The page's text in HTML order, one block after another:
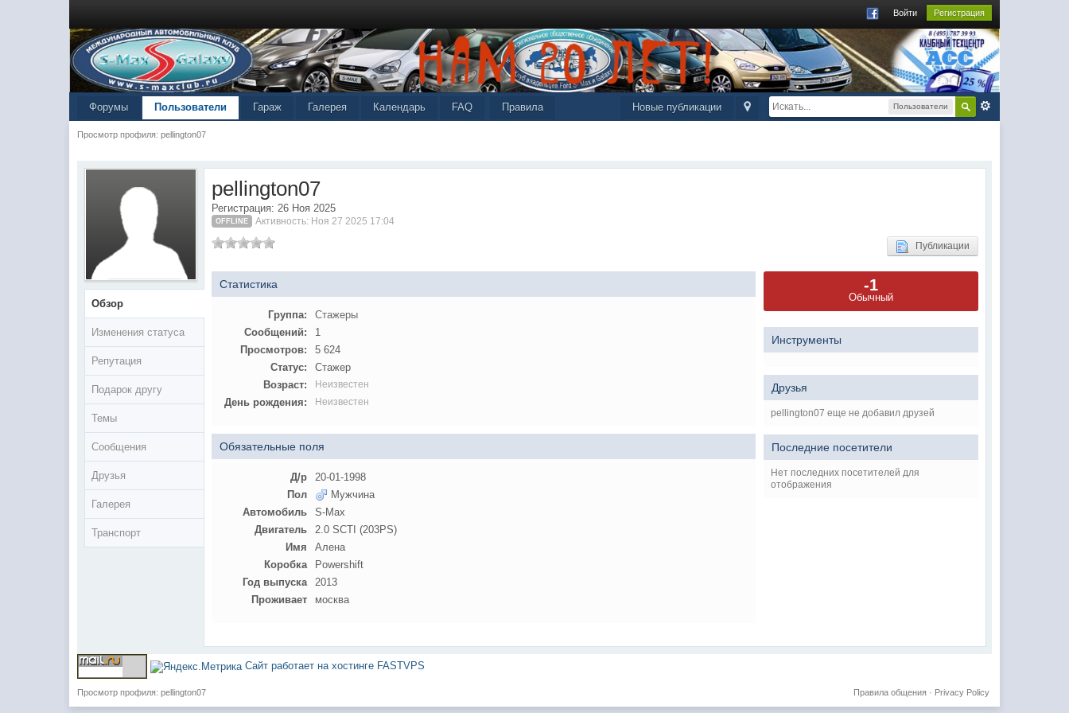
Войти Регистрация
Пользователи
Новые публикации
FAQ Правила
Форумы Пользователи Гараж Галерея Календарь
Просмотр профиля: pellington07
Обзор
Изменения статуса
Репутация
Подарок другу
Темы
Сообщения
Друзья
Галерея
Транспорт
pellington07
Регистрация: 26 Ноя 2025
OFFLINE Активность: Ноя 27 2025 17:04
Публикации
Статистика
Группа:
Стажеры
Сообщений:
1
Просмотров:
5 624
Статус:
Стажер
Возраст:
Неизвестен
День рождения: Неизвестен
Обязательные поля
Д/р
20-01-1998
Пол
Мужчина
Автомобиль
S-Max
Двигатель
2.0 SCTI (203PS)
Имя
Алена
Коробка
Powershift
Год выпуска
2013
Проживает
москва
-1
Обычный
Инструменты
Друзья
pellington07 еще не добавил друзей
Последние посетители
Нет последних посетителей для
отображения
Сайт работает на хостинге FASTVPS
Просмотр профиля: pellington07 Privacy Policy
Правила общения·